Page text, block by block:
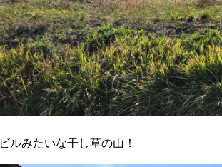
ビルみたいな干し草の山！